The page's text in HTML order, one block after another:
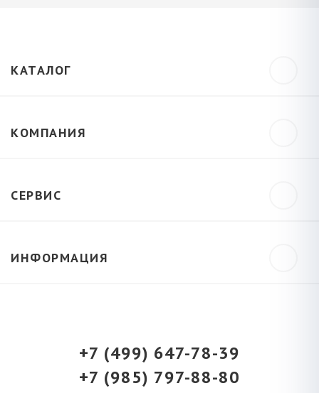
КАТАЛОГ
КОМПАНИЯ
СЕРВИС
ИНФОРМАЦИЯ
+7 (499) 647-78-39
+7 (985) 797-88-80